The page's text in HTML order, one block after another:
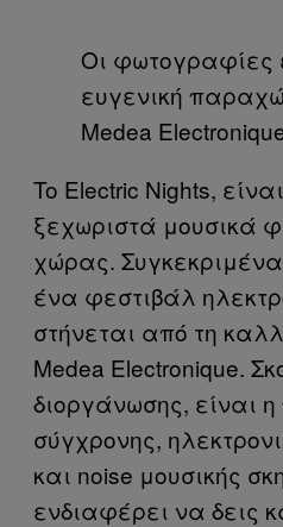
Οι φωτογραφίες
ευγενική
Medea
To Electric Nights,
ξεχωριστά μουσικά
χώρας.
ένα φεστιβάλ
στήνεται από τη
Medea Electronique.
διοργάνωσης, είναι
σύγχρονης,
και noise μουσικής
ενδιαφέρει να δεις